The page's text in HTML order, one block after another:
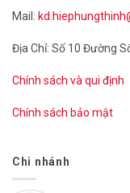
Mail:
Địa Chỉ: Số 10 Đường
Chính sách và qui định
Chính sách bảo mật
Chi nhánh